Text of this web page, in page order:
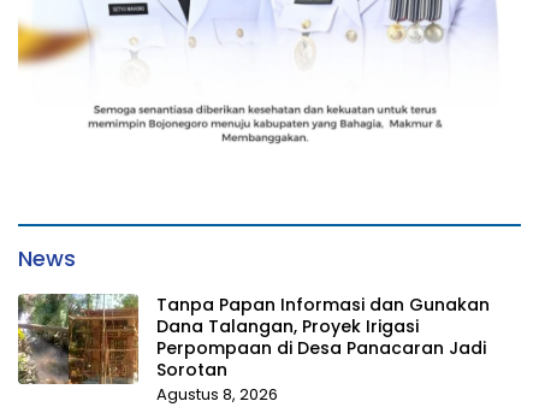
News
Tanpa Papan Informasi dan Gunakan
Dana Talangan, Proyek Irigasi
Perpompaan di Desa Panacaran Jadi
Sorotan
Agustus 8, 2026